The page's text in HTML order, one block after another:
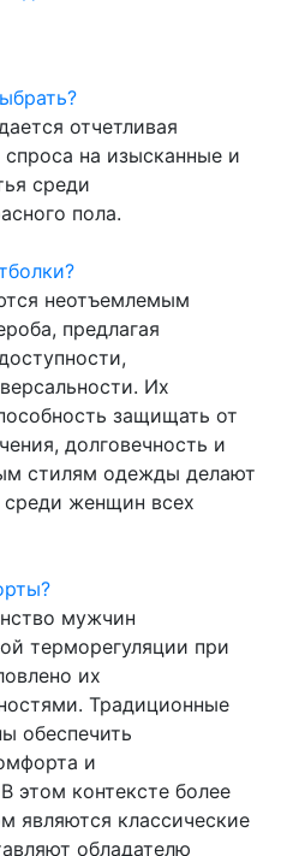
отчетливая
на изысканные и
среди
пола.
неотъемлемым
предлагая
Их
защищать от
долговечность и
стилям одежды делают
женщин всех
мужчин
терморегуляции при
их
Традиционные
и
контексте более
классические
обладателю